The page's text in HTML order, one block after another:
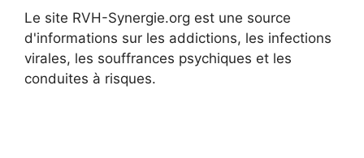
Le site RVH-Synergie.org est une source
d'informations sur les addictions, les infections
virales, les souffrances psychiques et les
conduites à risques.